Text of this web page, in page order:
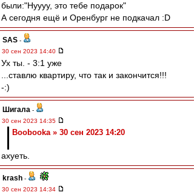
были:"Нуууу, это тебе подарок"
А сегодня ещё и Оренбург не подкачал :D
SAS -
30 сен 2023 14:40
Ух ты. - 3:1 уже
...ставлю квартиру, что так и закончится!!!
-:)
Шигала -
30 сен 2023 14:35
Boobooka » 30 сен 2023 14:20
ахуеть.
krash -
30 сен 2023 14:34